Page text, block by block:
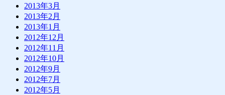
2013年3月
2013年2月
2013年1月
2012年12月
2012年11月
2012年10月
2012年9月
2012年7月
2012年5月